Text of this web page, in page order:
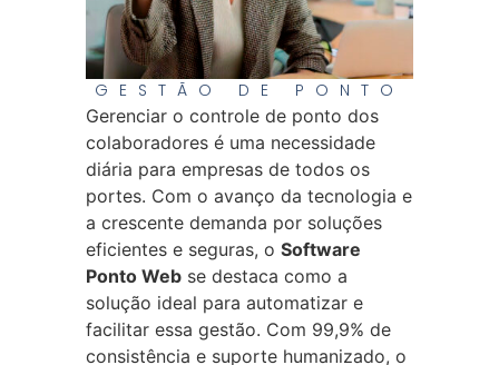
GESTÃO DE PONTO
Gerenciar o controle de ponto dos
colaboradores é uma necessidade
diária para empresas de todos os
portes. Com o avanço da tecnologia e
a crescente demanda por soluções
eficientes e seguras, o Software
Ponto Webse destaca como a
solução ideal para automatizar e
facilitar essa gestão. Com 99,9% de
consistência e suporte humanizado, o